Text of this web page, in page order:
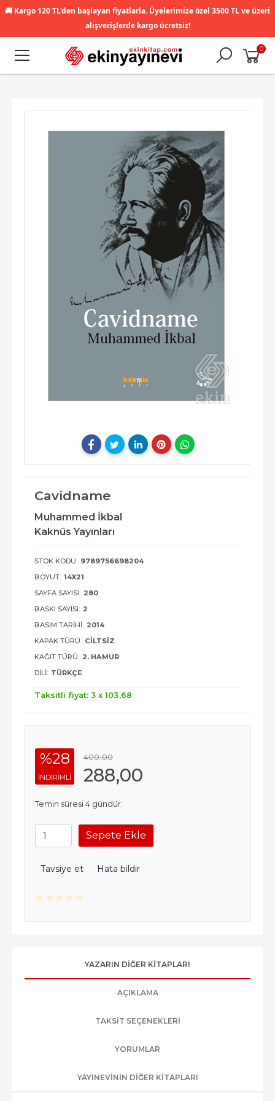
🚚 Kargo 120 TL'den başlayan fiyatlarla. Üyelerimize özel 3500 TL ve üzeri
alışverişlerde kargo ücretsiz!
0
Cavidname
Muhammed İkbal
Kaknüs Yayınları
STOK KODU: 9789756698204
BOYUT: 14X21
SAYFA SAYISI: 280
BASKI SAYISI: 2
BASIM TARIHI: 2014
KAPAK TÜRÜ: CILTSIZ
KAĞIT TÜRÜ: 2. HAMUR
DILI: TÜRKÇE
Taksitli fiyat: 3 x 103,68
%28
INDIRIMLI
400,00
288,00
Temin süresi 4 gündür.
Sepete Ekle
Tavsiye et Hata bildir
YAZARIN DIĞER KITAPLARI
AÇIKLAMA
TAKSIT SEÇENEKLERI
YORUMLAR
YAYINEVININ DIĞER KITAPLARI